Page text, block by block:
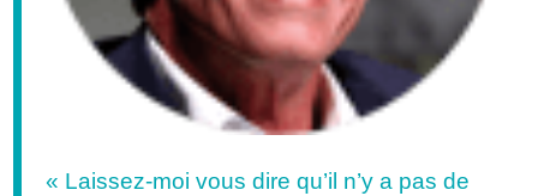
« Laissez-moi vous dire qu’il n’y a pas de